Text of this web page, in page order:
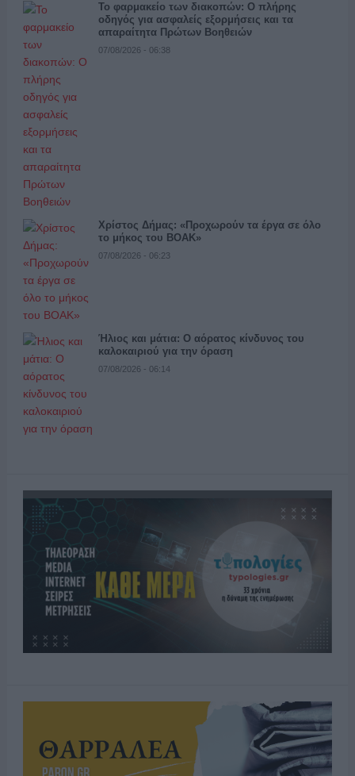
Το φαρμακείο των διακοπών: Ο πλήρης
οδηγός για ασφαλείς εξορμήσεις και τα
απαραίτητα Πρώτων Βοηθειών
07/08/2026 - 06:38
Χρίστος Δήμας: «Προχωρούν τα έργα σε όλο
το μήκος του ΒΟΑΚ»
07/08/2026 - 06:23
Ήλιος και μάτια: Ο αόρατος κίνδυνος του
καλοκαιριού για την όραση
07/08/2026 - 06:14